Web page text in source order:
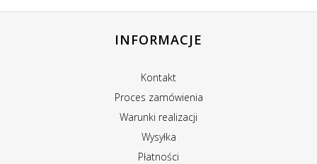
INFORMACJE
Kontakt
Proces zamówienia
Warunki realizacji
Wysyłka
Płatności